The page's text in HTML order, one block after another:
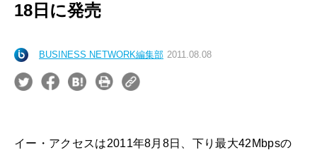
18日に発売
BUSINESS NETWORK編集部 2011.08.08
イー・アクセスは2011年8月8日、下り最大42Mbpsの